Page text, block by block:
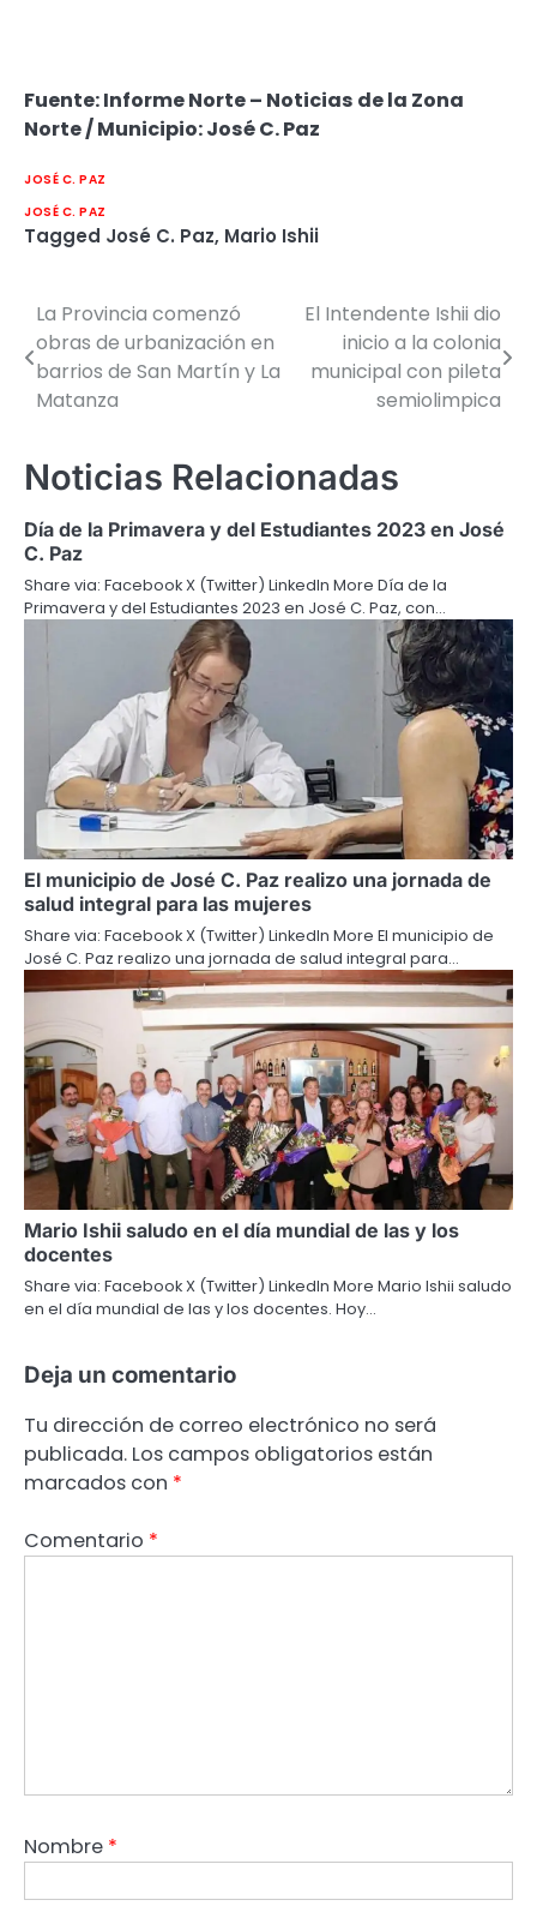
Fuente: Informe Norte – Noticias de la Zona
Norte / Municipio: José C. Paz
JOSÉ C. PAZ
JOSÉ C. PAZ
Tagged José C. Paz, Mario Ishii
Navegación
de
entradas
La Provincia comenzó
obras de urbanización en
barrios de San Martín y La
Matanza
El Intendente Ishii dio
inicio a la colonia
municipal con pileta
semiolimpica
Noticias Relacionadas
Día de la Primavera y del Estudiantes 2023 en José
C. Paz
Share via: Facebook X (Twitter) LinkedIn More Día de la
Primavera y del Estudiantes 2023 en José C. Paz, con…
El municipio de José C. Paz realizo una jornada de
salud integral para las mujeres
Share via: Facebook X (Twitter) LinkedIn More El municipio de
José C. Paz realizo una jornada de salud integral para…
Mario Ishii saludo en el día mundial de las y los
docentes
Share via: Facebook X (Twitter) LinkedIn More Mario Ishii saludo
en el día mundial de las y los docentes. Hoy…
Deja un comentario
Tu dirección de correo electrónico no será
publicada. Los campos obligatorios están
marcados con *
Comentario *
Nombre *